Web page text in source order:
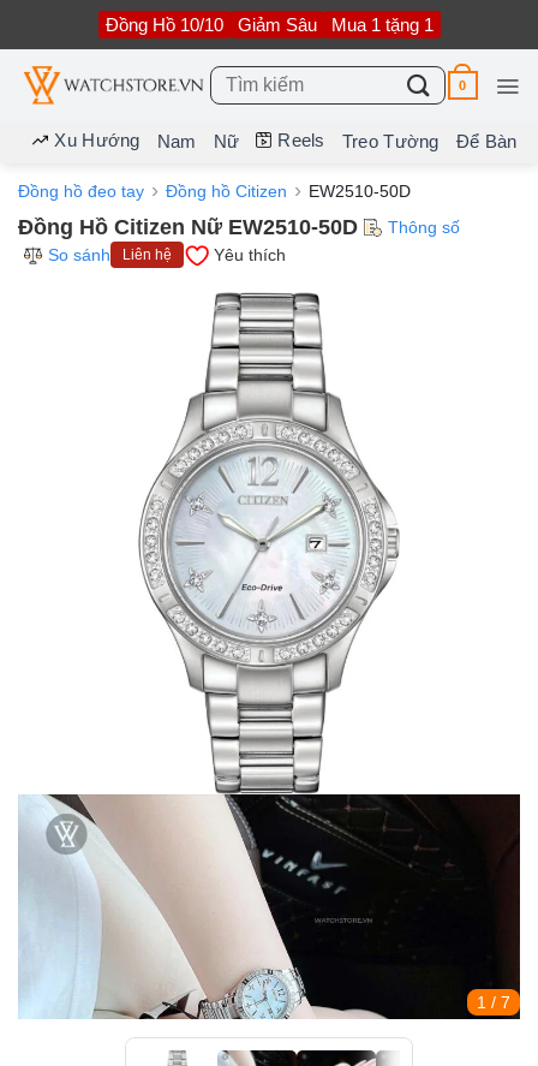
nội
dung
Đồng Hồ 10/10 Giảm Sâu Mua 1 tặng 1
Tìm
kiếm:
0
Xu Hướng Nam Nữ Reels Treo Tường Để Bàn
Đồng hồ đeo tay Đồng hồ Citizen EW2510-50D
Đồng Hồ Citizen Nữ EW2510-50D
Thông số
So sánh
Liên hệ Yêu thích
1 / 7